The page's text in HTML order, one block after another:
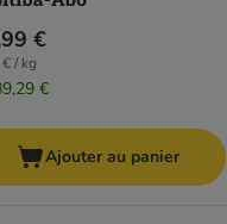
€
/ kg
€
Ajouter au panier